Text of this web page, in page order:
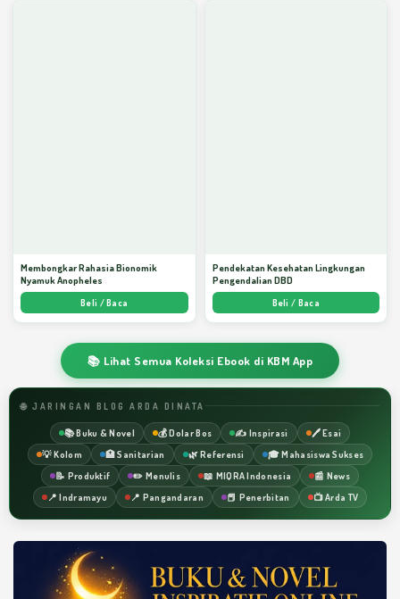
Membongkar Rahasia Bionomik
Nyamuk Anopheles
Beli / Baca
Pendekatan Kesehatan Lingkungan
Pengendalian DBD
Beli / Baca
📚 Lihat Semua Koleksi Ebook di KBM App
🌐 JARINGAN BLOG ARDA DINATA
📚 Buku & Novel 💰 Dolar Bos ✍️ Inspirasi
🖊️ Esai
💡 Kolom
🏥 Sanitarian 🌿 Referensi
🎓 Mahasiswa Sukses
📝 Produktif
✏️ Menulis 📖 MIQRA Indonesia
📰 News
📍 Indramayu
📍 Pangandaran 📕 Penerbitan 📺 Arda TV